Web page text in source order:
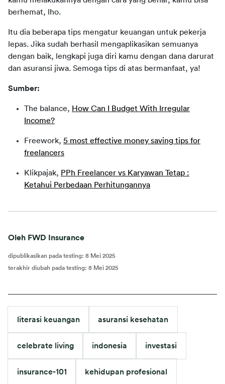
berhemat, lho.
Itu dia beberapa tips mengatur keuangan untuk pekerja
lepas. Jika sudah berhasil mengaplikasikan semuanya
dengan baik, lengkapi juga diri kamu dengan dana darurat
dan asuransi jiwa. Semoga tips di atas bermanfaat, ya!
Sumber:
The balance, How Can I Budget With Irregular
Income?
Freework, 5 most effective money saving tips for
freelancers
Klikpajak, PPh Freelancer vs Karyawan Tetap :
Ketahui Perbedaan Perhitungannya
Oleh FWD Insurance
dipublikasikan pada testing: 8 Mei 2025
terakhir diubah pada testing: 8 Mei 2025
literasi keuangan asuransi kesehatan
celebrate living indonesia investasi
insurance-101 kehidupan profesional